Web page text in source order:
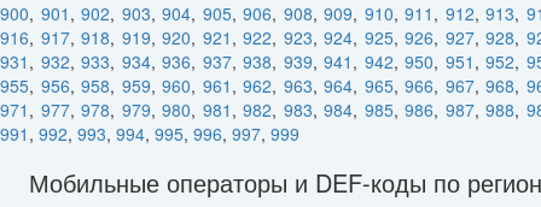
900, 901 , 902, 903, 904, 905, 906, 908, 909, 910, 911 , 912, 913,
916, 917, 918, 919, 920, 921 , 922, 923, 924, 925, 926, 927, 928,
931 , 932, 933, 934, 936, 937, 938, 939, 941 , 942, 950, 951 , 952,
955, 956, 958, 959, 960, 961 , 962, 963, 964, 965, 966, 967, 968,
971 , 977, 978, 979, 980, 981 , 982, 983, 984, 985, 986, 987, 988,
991 , 992, 993, 994, 995, 996, 997, 999
Мобильные операторы и DEF-коды по